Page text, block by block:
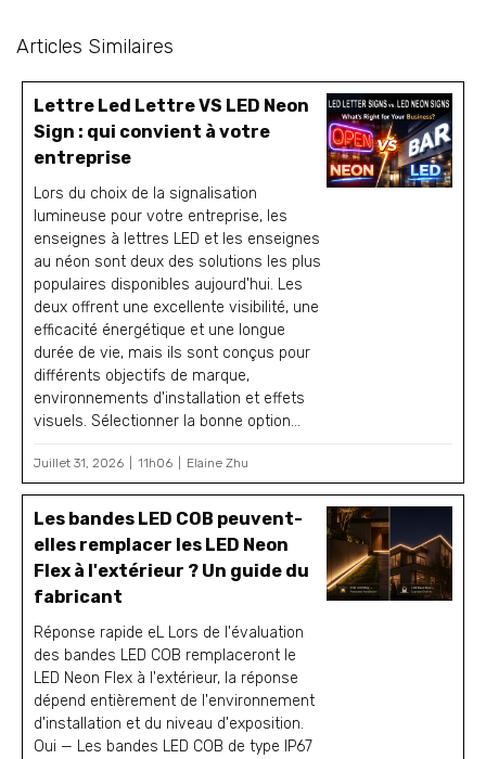
Articles Similaires
Lettre Led Lettre VS LED Neon
Sign : qui convient à votre
entreprise
Lors du choix de la signalisation
lumineuse pour votre entreprise, les
enseignes à lettres LED et les enseignes
au néon sont deux des solutions les plus
populaires disponibles aujourd'hui. Les
deux offrent une excellente visibilité, une
efficacité énergétique et une longue
durée de vie, mais ils sont conçus pour
différents objectifs de marque,
environnements d'installation et effets
visuels. Sélectionner la bonne option...
Juillet 31, 2026 11h06 Elaine Zhu
Les bandes LED COB peuvent-
elles remplacer les LED Neon
Flex à l'extérieur ? Un guide du
fabricant
Réponse rapide eL Lors de l'évaluation
des bandes LED COB remplaceront le
LED Neon Flex à l'extérieur, la réponse
dépend entièrement de l'environnement
d'installation et du niveau d'exposition.
Oui — Les bandes LED COB de type IP67